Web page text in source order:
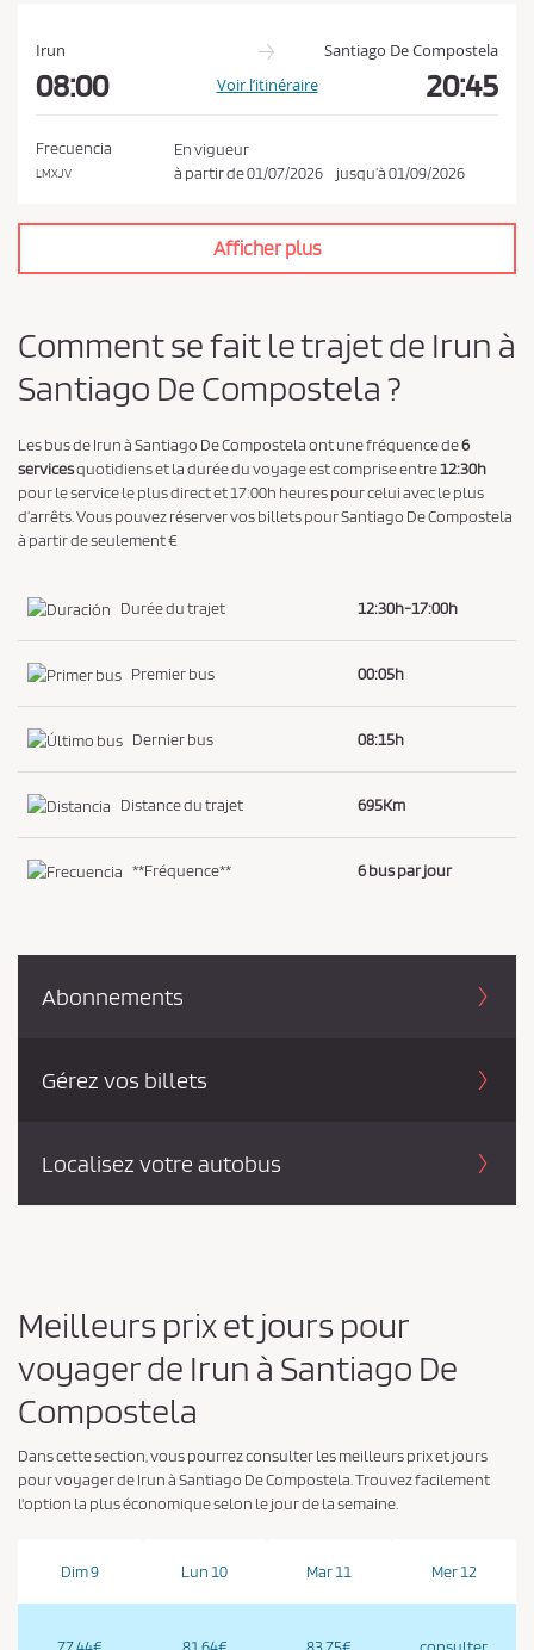
Irun Santiago De Compostela
08:00 Voir l’itinéraire 20:45
Frecuencia
LMXJV
En vigueur
à partir de01/07/2026 jusqu’à 01/09/2026
Afficher plus
Comment se fait le trajet de Irun à
Santiago De Compostela ?
Les bus de Irun à Santiago De Compostela ont une fréquence de6
servicesquotidiens et la durée du voyage est comprise entre12:30h
pour le service le plus direct et 17:00h heures pour celui avec le plus
d’arrêts. Vous pouvez réserver vos billets pour Santiago De Compostela
à partir de seulement €
Durée du trajet 12:30h-17:00h
Premier bus 00:05h
Dernier bus 08:15h
Distance du trajet 695Km
**Fréquence** 6 bus par jour
Abonnements
Gérez vos billets
Localisez votre autobus
Meilleurs prix et jours pour
voyager de Irun à Santiago De
Compostela
Dans cette section, vous pourrez consulter les meilleurs prix et jours
pour voyager de Irun à Santiago De Compostela. Trouvez facilement
l'option la plus économique selon le jour de la semaine.
Dim 9 Lun 10 Mar 11 Mer 12